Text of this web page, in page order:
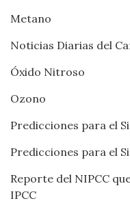
Metano
Noticias Diarias del
Óxido Nitroso
Ozono
Predicciones para el
Predicciones para el
Reporte del NIPCC
IPCC